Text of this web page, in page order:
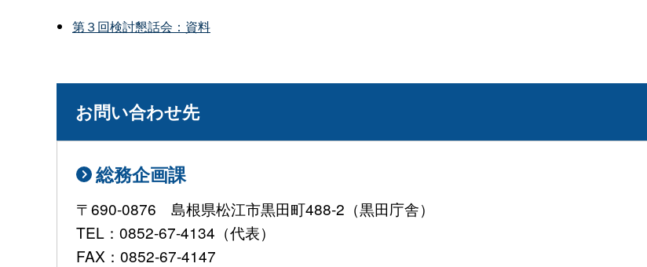
第３回検討懇話会：資料
お問い合わせ先
総務企画課
〒690-0876 島根県松江市黒田町488-2（黒田庁舎）
TEL：0852-67-4134（代表）
FAX：0852-67-4147